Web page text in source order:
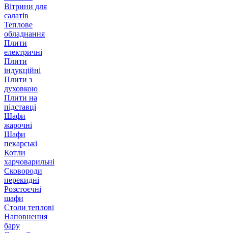
Вітрини для
салатів
Теплове
обладнання
Плити
електричні
Плити
індукційні
Плити з
духовкою
Плити на
підставці
Шафи
жарочні
Шафи
пекарські
Котли
харчоварильні
Сковороди
перекидні
Розстоєчні
шафи
Столи теплові
Наповнення
бару